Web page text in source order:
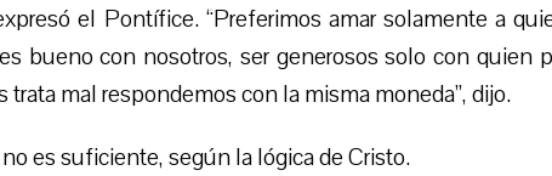
el Pontífice. “Preferimos amar solamente a
bueno con nosotros, ser generosos solo con quien
trata mal respondemos con la misma moneda”, dijo.
es suficiente, según la lógica de Cristo.